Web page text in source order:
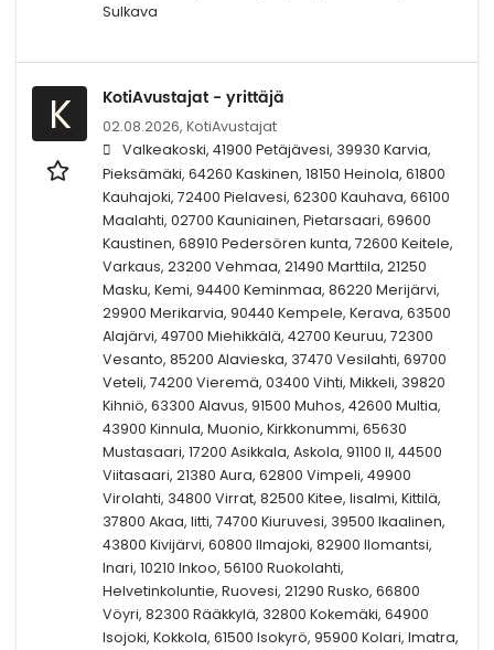
Sulkava
K KotiAvustajat - yrittäjä
02.08.2026, KotiAvustajat
Valkeakoski, 41900 Petäjävesi, 39930 Karvia,
Pieksämäki, 64260 Kaskinen, 18150 Heinola, 61800
Kauhajoki, 72400 Pielavesi, 62300 Kauhava, 66100
Maalahti, 02700 Kauniainen, Pietarsaari, 69600
Kaustinen, 68910 Pedersören kunta, 72600 Keitele,
Varkaus, 23200 Vehmaa, 21490 Marttila, 21250
Masku, Kemi, 94400 Keminmaa, 86220 Merijärvi,
29900 Merikarvia, 90440 Kempele, Kerava, 63500
Alajärvi, 49700 Miehikkälä, 42700 Keuruu, 72300
Vesanto, 85200 Alavieska, 37470 Vesilahti, 69700
Veteli, 74200 Vieremä, 03400 Vihti, Mikkeli, 39820
Kihniö, 63300 Alavus, 91500 Muhos, 42600 Multia,
43900 Kinnula, Muonio, Kirkkonummi, 65630
Mustasaari, 17200 Asikkala, Askola, 91100 II, 44500
Viitasaari, 21380 Aura, 62800 Vimpeli, 49900
Virolahti, 34800 Virrat, 82500 Kitee, Iisalmi, Kittilä,
37800 Akaa, Iitti, 74700 Kiuruvesi, 39500 Ikaalinen,
43800 Kivijärvi, 60800 Ilmajoki, 82900 Ilomantsi,
Inari, 10210 Inkoo, 56100 Ruokolahti,
Helvetinkoluntie, Ruovesi, 21290 Rusko, 66800
Vöyri, 82300 Rääkkylä, 32800 Kokemäki, 64900
Isojoki, Kokkola, 61500 Isokyrö, 95900 Kolari, Imatra,